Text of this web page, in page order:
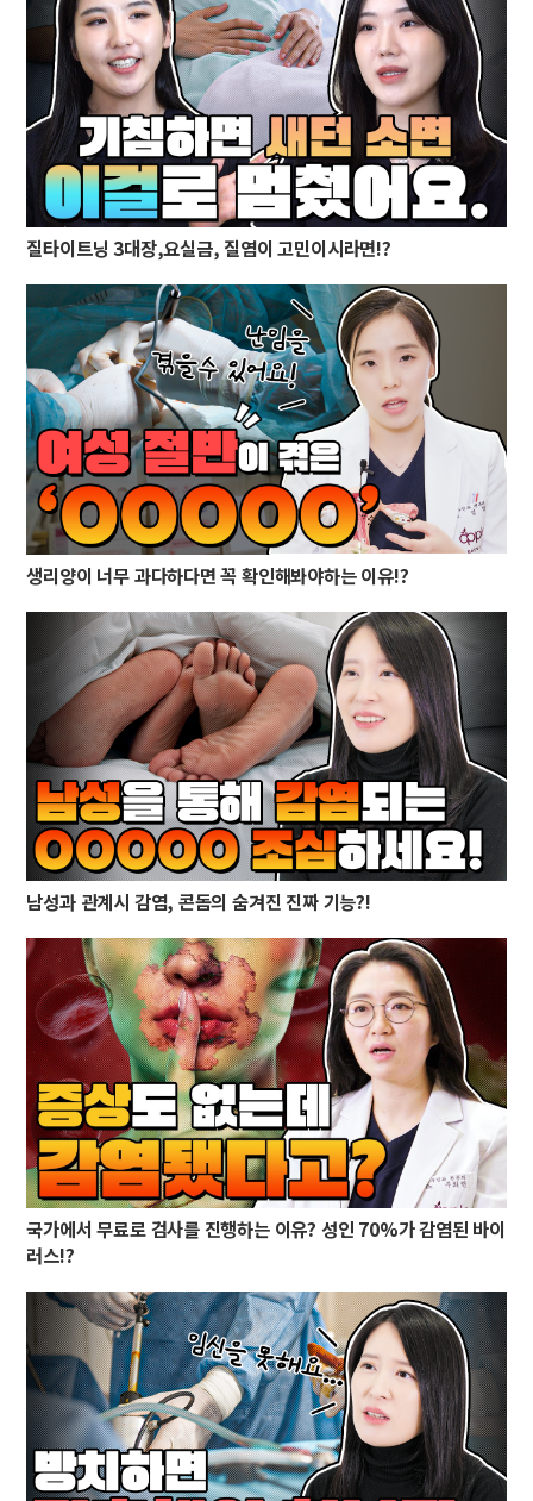
질타이트닝 3대장,요실금, 질염이 고민이시라면!?
생리양이 너무 과다하다면 꼭 확인해봐야하는 이유!?
남성과 관계시 감염, 콘돔의 숨겨진 진짜 기능?!
국가에서 무료로 검사를 진행하는 이유? 성인 70%가 감염된 바이
러스!?